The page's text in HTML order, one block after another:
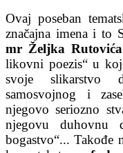
Ovaj poseban
značajna imena i to
mr Željka Rutovića
likovni poezis“ u
svoje slikarstvo
samosvojnog i
njegovo seriozno
njegovu duhovnu
bogastvo“...